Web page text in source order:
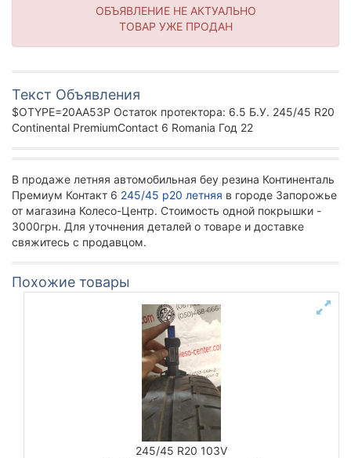
ОБЪЯВЛЕНИЕ НЕ АКТУАЛЬНО
ТОВАР УЖЕ ПРОДАН
Текст Объявления
$OTYPE=20AA53P Остаток протектора: 6.5 Б.У. 245/45 R20
Continental PremiumContact 6 Romania Год 22
В продаже летняя автомобильная беу резина Континенталь
Премиум Контакт 6 245/45 р20 летняя в городе Запорожье
от магазина Колесо-Центр. Стоимость одной покрышки -
3000грн. Для уточнения деталей о товаре и доставке
свяжитесь с продавцом.
Похожие товары
245/45 R20 103V